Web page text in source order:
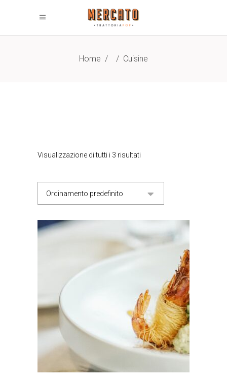
Home / / Cuisine
Visualizzazione di tutti i 3 risultati
Ordinamento predefinito
AGGIUNGI AL CARRELLO